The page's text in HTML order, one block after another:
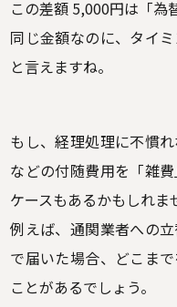
この差額 5,000円は「為
同じ金額なのに、タイ
と言えますね。
もし、経理処理に不慣
などの付随費用を「雑
ケースもあるかもしれま
例えば、通関業者への
で届いた場合、どこま
ことがあるでしょう。